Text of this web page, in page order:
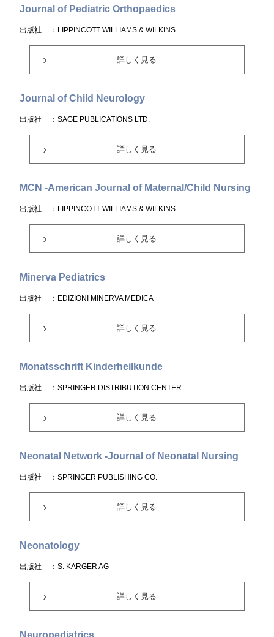
Journal of Pediatric Orthopaedics
出版社 ：LIPPINCOTT WILLIAMS & WILKINS
詳しく見る
Journal of Child Neurology
出版社 ：SAGE PUBLICATIONS LTD.
詳しく見る
MCN -American Journal of Maternal/Child Nursing
出版社 ：LIPPINCOTT WILLIAMS & WILKINS
詳しく見る
Minerva Pediatrics
出版社 ：EDIZIONI MINERVA MEDICA
詳しく見る
Monatsschrift Kinderheilkunde
出版社 ：SPRINGER DISTRIBUTION CENTER
詳しく見る
Neonatal Network -Journal of Neonatal Nursing
出版社 ：SPRINGER PUBLISHING CO.
詳しく見る
Neonatology
出版社 ：S. KARGER AG
詳しく見る
Neuropediatrics